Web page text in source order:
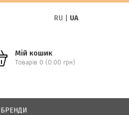
RU UA
Мій кошик
Товарів 0 (0.00 грн)
БРЕНДИ